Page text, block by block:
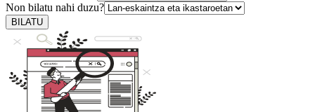
Non bilatu nahi duzu?
BILATU